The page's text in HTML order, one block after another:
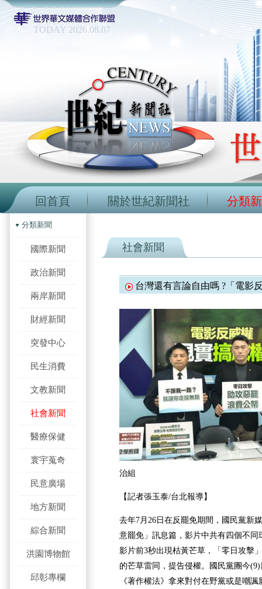
TODAY 2026.08.07
回首頁 關於世紀新聞社 分類
分類新聞
國際新聞
政治新聞
兩岸新聞
財經新聞
突發中心
民生消費
文教新聞
社會新聞
醫療保健
寰宇蒐奇
民意廣場
地方新聞
綜合新聞
洪園博物館
邱彰專欄
社會新聞
台灣還有言論自由嗎 ?「電影
治組
【記者張玉泰/台北報導】
去年7月26日在反罷免期間，國民黨新
意罷免」訊息篇，影片中共有四個不
影片前3秒出現枯黃芒草，「零日攻擊
的芒草雷同，提告侵權。國民黨團今
《著作權法》拿來對付在野黨或是嘲